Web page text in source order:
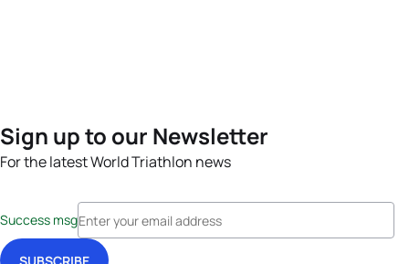
Sign up to our Newsletter
For the latest World Triathlon news
Success msg